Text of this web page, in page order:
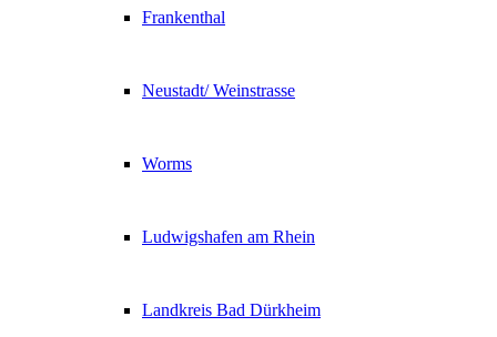
Frankenthal
Neustadt/ Weinstrasse
Worms
Ludwigshafen am Rhein
Landkreis Bad Dürkheim